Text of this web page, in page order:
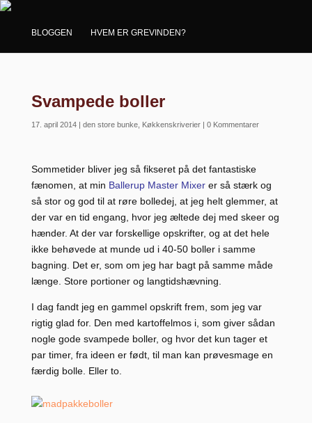
BLOGGEN HVEM ER GREVINDEN?
Svampede boller
17. april 2014| den store bunke, Køkkenskriverier| 0 Kommentarer
Sommetider bliver jeg så fikseret på det fantastiske
fænomen, at min Ballerup Master Mixerer så stærk og
så stor og god til at røre bolledej, at jeg helt glemmer, at
der var en tid engang, hvor jeg æltede dej med skeer og
hænder. At der var forskellige opskrifter, og at det hele
ikke behøvede at munde ud i 40-50 boller i samme
bagning. Det er, som om jeg har bagt på samme måde
længe. Store portioner og langtidshævning.
I dag fandt jeg en gammel opskrift frem, som jeg var
rigtig glad for. Den med kartoffelmos i, som giver sådan
nogle gode svampede boller, og hvor det kun tager et
par timer, fra ideen er født, til man kan prøvesmage en
færdig bolle. Eller to.